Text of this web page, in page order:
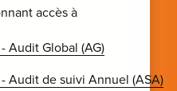
accès à
Audit Global (AG)
Audit de suivi Annuel (ASA)